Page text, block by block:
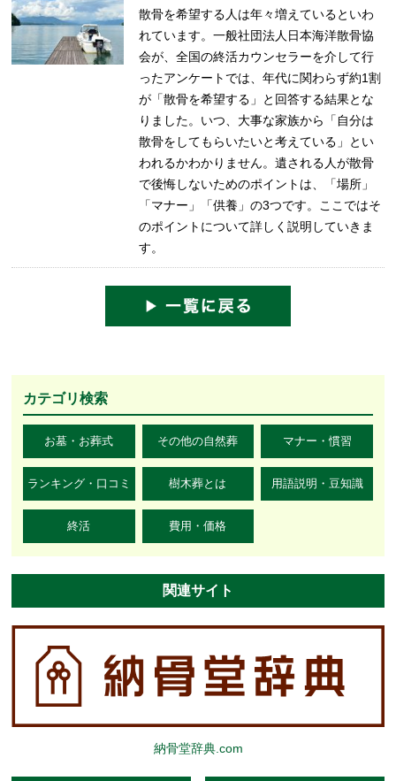
散骨を希望する人は年々増えているといわ
れています。一般社団法人日本海洋散骨協
会が、全国の終活カウンセラーを介して行
ったアンケートでは、年代に関わらず約1割
が「散骨を希望する」と回答する結果とな
りました。いつ、大事な家族から「自分は
散骨をしてもらいたいと考えている」とい
われるかわかりません。遺される人が散骨
で後悔しないためのポイントは、「場所」
「マナー」「供養」の3つです。ここではそ
のポイントについて詳しく説明していきま
す。
カテゴリ検索
お墓・お葬式 その他の自然葬 マナー・慣習
ランキング・口コミ 樹木葬とは 用語説明・豆知識
終活 費用・価格
関連サイト
納骨堂辞典.com